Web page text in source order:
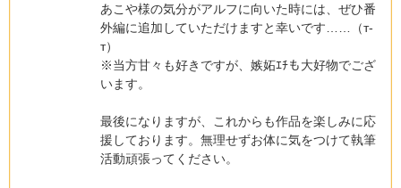
あこや様の気分がアルフに向いた時には、ぜひ番
外編に追加していただけますと幸いです……（т-
т）
※当方甘々も好きですが、嫉妬ｴﾁも大好物でござ
います。
最後になりますが、これからも作品を楽しみに応
援しております。無理せずお体に気をつけて執筆
活動頑張ってください。